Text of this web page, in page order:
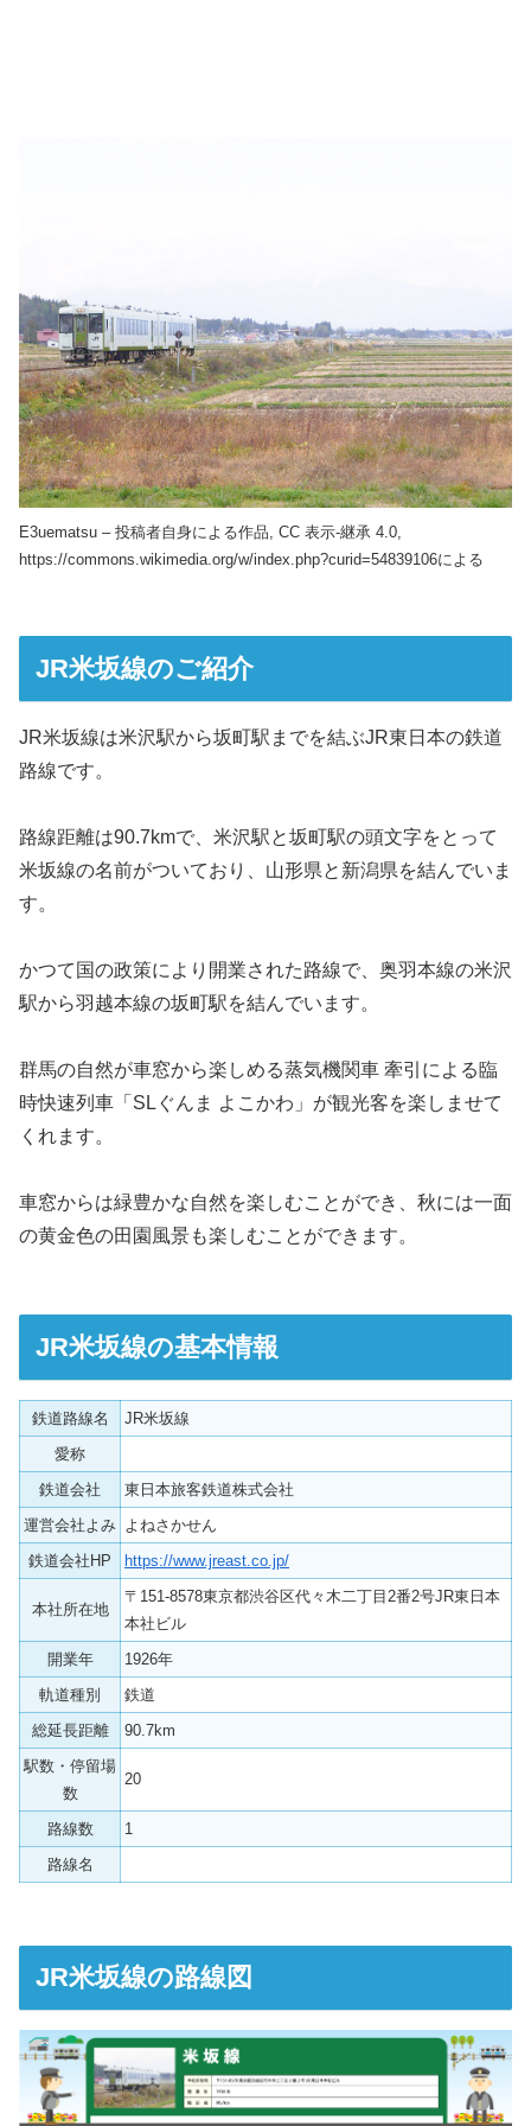
E3uematsu – 投稿者自身による作品, CC 表示-継承 4.0,
https://commons.wikimedia.org/w/index.php?curid=54839106による
JR米坂線のご紹介
JR米坂線は米沢駅から坂町駅までを結ぶJR東日本の鉄道
路線です。
路線距離は90.7kmで、米沢駅と坂町駅の頭文字をとって
米坂線の名前がついており、山形県と新潟県を結んでいま
す。
かつて国の政策により開業された路線で、奥羽本線の米沢
駅から羽越本線の坂町駅を結んでいます。
群馬の自然が車窓から楽しめる蒸気機関車 牽引による臨
時快速列車「SLぐんま よこかわ」が観光客を楽しませて
くれます。
車窓からは緑豊かな自然を楽しむことができ、秋には一面
の黄金色の田園風景も楽しむことができます。
JR米坂線の基本情報
鉄道路線名
JR米坂線
愛称
鉄道会社
東日本旅客鉄道株式会社
運営会社よみ よねさかせん
鉄道会社HP
https://www.jreast.co.jp/
本社所在地
〒151-8578東京都渋谷区代々木二丁目2番2号JR東日本
本社ビル
開業年
1926年
軌道種別
鉄道
総延長距離
90.7km
駅数・停留場
数
20
路線数
1
路線名
JR米坂線の路線図